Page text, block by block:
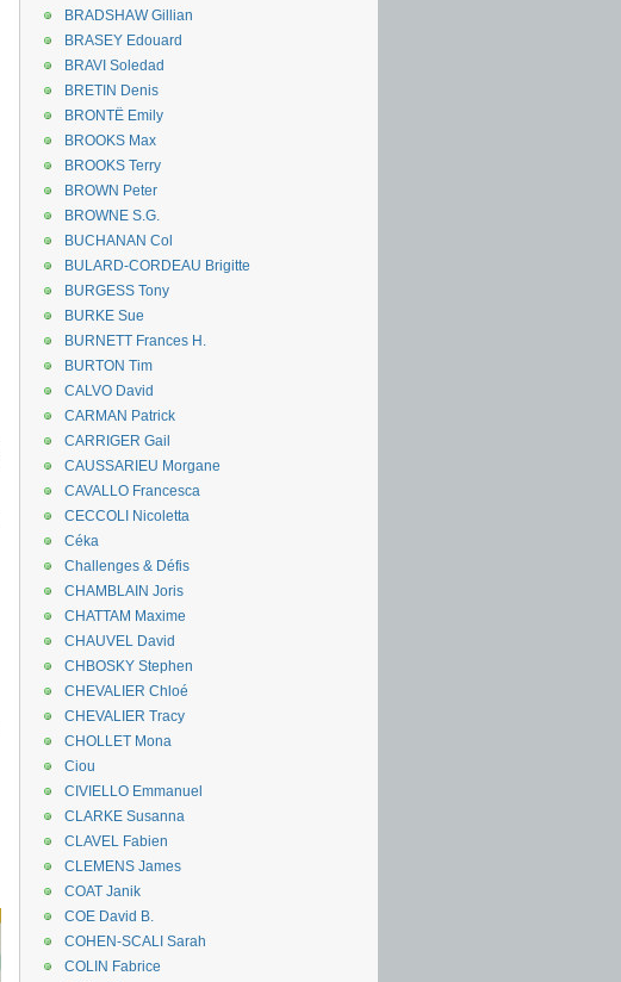
BRADSHAW Gillian
BRASEY Edouard
BRAVI Soledad
BRETIN Denis
BRONTË Emily
BROOKS Max
BROOKS Terry
BROWN Peter
BROWNE S.G.
BUCHANAN Col
BULARD-CORDEAU Brigitte
BURGESS Tony
BURKE Sue
BURNETT Frances H.
BURTON Tim
CALVO David
CARMAN Patrick
CARRIGER Gail
CAUSSARIEU Morgane
CAVALLO Francesca
CECCOLI Nicoletta
Céka
Challenges & Défis
CHAMBLAIN Joris
CHATTAM Maxime
CHAUVEL David
CHBOSKY Stephen
CHEVALIER Chloé
CHEVALIER Tracy
CHOLLET Mona
Ciou
CIVIELLO Emmanuel
CLARKE Susanna
CLAVEL Fabien
CLEMENS James
COAT Janik
COE David B.
COHEN-SCALI Sarah
COLIN Fabrice